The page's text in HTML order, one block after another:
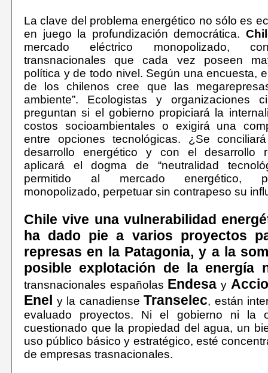
La clave del problema energético no sólo es
en juego la profundización democrática.
mercado eléctrico monopolizado,
transnacionales que cada vez poseen
política y de todo nivel. Según una encuesta,
de los chilenos cree que las
ambiente”. Ecologistas y organizaciones
preguntan si el gobierno propiciará la
costos socioambientales o exigirá una
entre opciones tecnológicas. ¿Se
desarrollo energético y con el desarrollo
aplicará el dogma de “neutralidad
permitido al mercado energético,
monopolizado, perpetuar sin contrapeso su
Chile vive una vulnerabilidad
ha dado pie a varios proyectos
represas en la Patagonia, y a la
posible explotación de la energía
transnacionales españolas Endesa y
Enel y la canadiense Transelec, están
evaluado proyectos. Ni el gobierno ni la
cuestionado que la propiedad del agua, un
uso público básico y estratégico, esté
de empresas trasnacionales.